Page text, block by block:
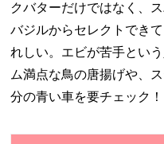
クバターだけではなく、
バジルからセレクトでき
れしい。エビが苦手とい
ム満点な鳥の唐揚げや、
分の青い車を要チェック！